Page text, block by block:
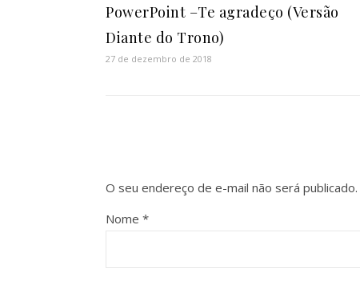
PowerPoint –Te agradeço (Versão
Diante do Trono)
27 de dezembro de 2018
O seu endereço de e-mail não será publicado.
Nome *